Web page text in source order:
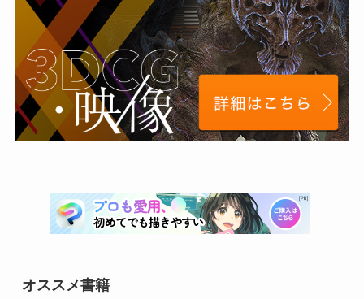
(6)
(3)
(10)
(1)
(21)
(3)
(6)
(2)
(3)
(5)
(4)
(2)
(1)
(2)
(6)
(27)
(3)
(1)
オススメ書籍